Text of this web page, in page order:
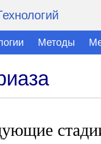
Методы